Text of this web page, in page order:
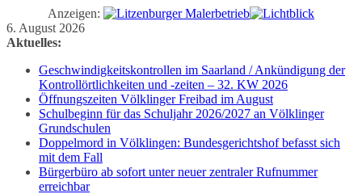
Anzeigen:
Zum
Inhalt
6. August 2026
Aktuelles:
Geschwindigkeitskontrollen im Saarland / Ankündigung der
Kontrollörtlichkeiten und -zeiten – 32. KW 2026
Öffnungszeiten Völklinger Freibad im August
Schulbeginn für das Schuljahr 2026/2027 an Völklinger
Grundschulen
Doppelmord in Völklingen: Bundesgerichtshof befasst sich
mit dem Fall
Bürgerbüro ab sofort unter neuer zentraler Rufnummer
erreichbar